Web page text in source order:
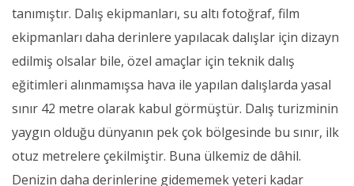
tanımıştır. Dalış ekipmanları, su altı fotoğraf, film
ekipmanları daha derinlere yapılacak dalışlar için dizayn
edilmiş olsalar bile, özel amaçlar için teknik dalış
eğitimleri alınmamışsa hava ile yapılan dalışlarda yasal
sınır 42 metre olarak kabul görmüştür. Dalış turizminin
yaygın olduğu dünyanın pek çok bölgesinde bu sınır, ilk
otuz metrelere çekilmiştir. Buna ülkemiz de dâhil.
Denizin daha derinlerine gidememek yeteri kadar